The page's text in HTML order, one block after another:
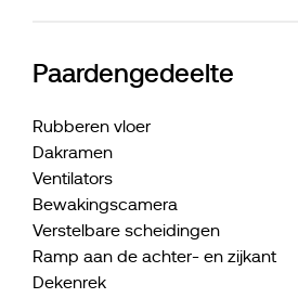
Paardengedeelte
Rubberen vloer
Dakramen
Ventilators
Bewakingscamera
Verstelbare scheidingen
Ramp aan de achter- en zijkant
Dekenrek